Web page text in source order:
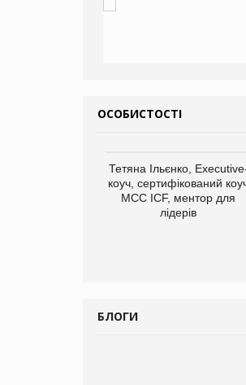
ОСОБИСТОСТІ
Тетяна Ільєнко,
коуч, сертифікований
МСС ICF, ментор для
лідерів
БЛОГИ